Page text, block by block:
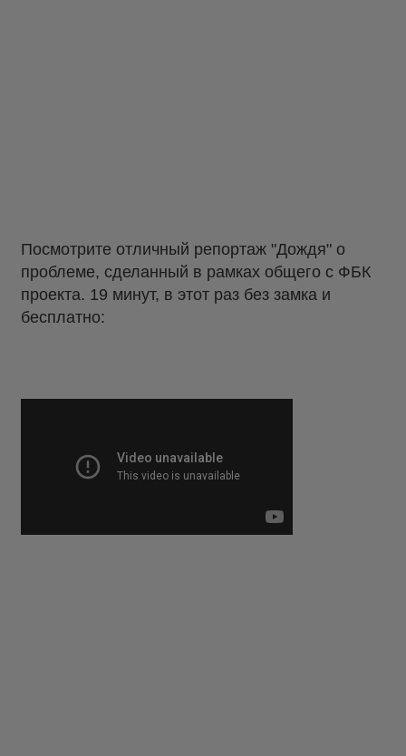
Посмотрите отличный репортаж "Дождя" о
проблеме, сделанный в рамках общего с ФБК
проекта. 19 минут, в этот раз без замка и
бесплатно: